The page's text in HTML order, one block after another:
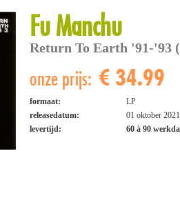
Fu Manchu
Return To Earth '91-'93
onze prijs: € 34.99
formaat:
LP
releasedatum:
01 oktober 2021
levertijd:
60 à 90